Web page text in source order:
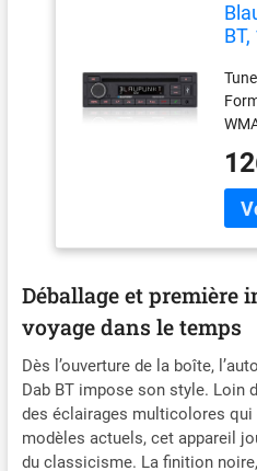
de
CD-
40
à 2
Déballage et première
voyage dans le temps
Dès l’ouverture de la boîte,
Dab BT impose son style. Loin
des éclairages multicolores qui
modèles actuels, cet appareil
du classicisme. La finition